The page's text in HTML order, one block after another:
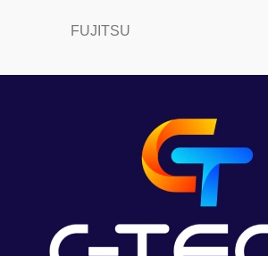
FUJITSU